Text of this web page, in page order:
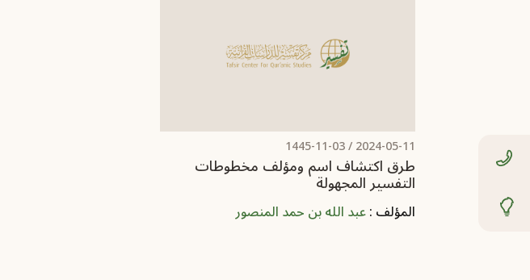
2024-05-11
/ 1445-11-03
طرق اكتشاف اسم ومؤلف مخطوطات
التفسير المجهولة
المؤلف :عبد الله بن حمد المنصور